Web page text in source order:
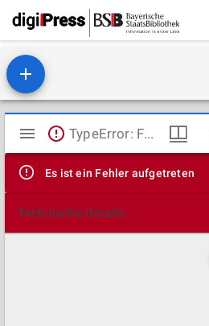
Mirador
Viewer
TypeError: Failed to fetch
Es ist ein Fehler aufgetreten
Technische Details